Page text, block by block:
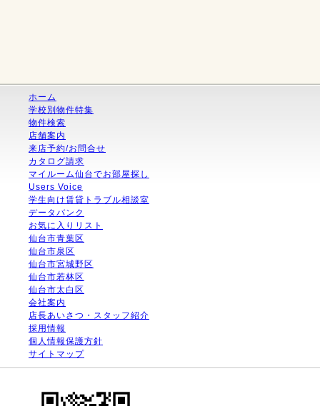
ホーム
学校別物件特集
物件検索
店舗案内
来店予約/お問合せ
カタログ請求
マイルーム仙台でお部屋探し
Users Voice
学生向け賃貸トラブル相談室
データバンク
お気に入りリスト
仙台市青葉区
仙台市泉区
仙台市宮城野区
仙台市若林区
仙台市太白区
会社案内
店長あいさつ・スタッフ紹介
採用情報
個人情報保護方針
サイトマップ